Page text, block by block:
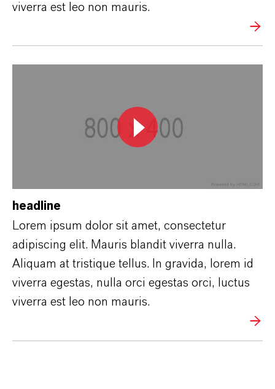
viverra est leo non mauris.
headline
Lorem ipsum dolor sit amet, consectetur
adipiscing elit. Mauris blandit viverra nulla.
Aliquam at tristique tellus. In gravida, lorem id
viverra egestas, nulla orci egestas orci, luctus
viverra est leo non mauris.